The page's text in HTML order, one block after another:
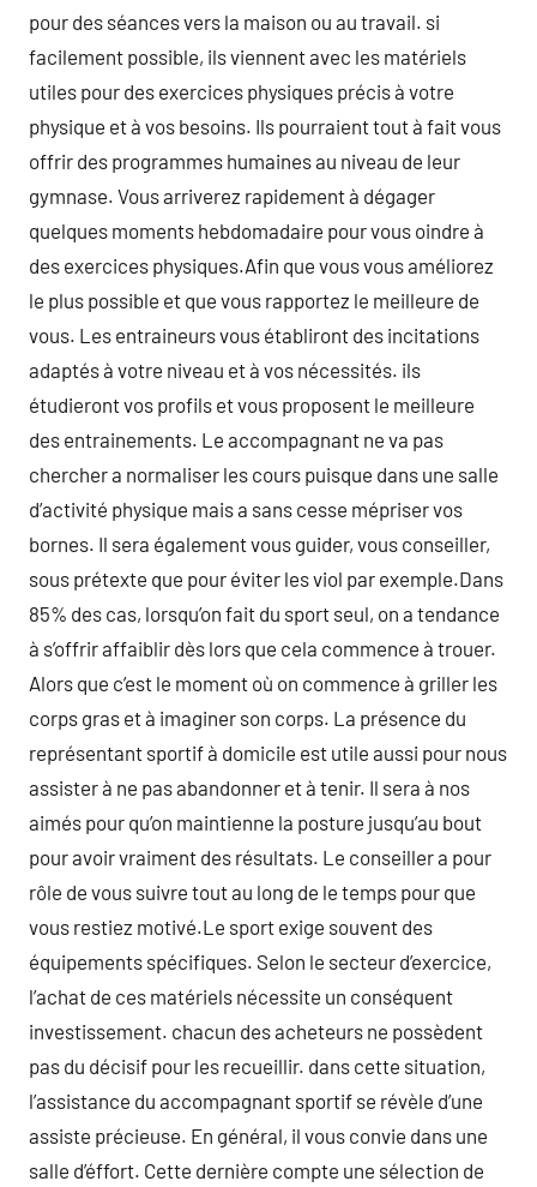
pour des séances vers la maison ou au travail. si
facilement possible, ils viennent avec les matériels
utiles pour des exercices physiques précis à votre
physique et à vos besoins. Ils pourraient tout à fait vous
offrir des programmes humaines au niveau de leur
gymnase. Vous arriverez rapidement à dégager
quelques moments hebdomadaire pour vous oindre à
des exercices physiques.Afin que vous vous améliorez
le plus possible et que vous rapportez le meilleure de
vous. Les entraineurs vous établiront des incitations
adaptés à votre niveau et à vos nécessités. ils
étudieront vos profils et vous proposent le meilleure
des entrainements. Le accompagnant ne va pas
chercher a normaliser les cours puisque dans une salle
d’activité physique mais a sans cesse mépriser vos
bornes. Il sera également vous guider, vous conseiller,
sous prétexte que pour éviter les viol par exemple.Dans
85% des cas, lorsqu’on fait du sport seul, on a tendance
à s’offrir affaiblir dès lors que cela commence à trouer.
Alors que c’est le moment où on commence à griller les
corps gras et à imaginer son corps. La présence du
représentant sportif à domicile est utile aussi pour nous
assister à ne pas abandonner et à tenir. Il sera à nos
aimés pour qu’on maintienne la posture jusqu’au bout
pour avoir vraiment des résultats. Le conseiller a pour
rôle de vous suivre tout au long de le temps pour que
vous restiez motivé.Le sport exige souvent des
équipements spécifiques. Selon le secteur d’exercice,
l’achat de ces matériels nécessite un conséquent
investissement. chacun des acheteurs ne possèdent
pas du décisif pour les recueillir. dans cette situation,
l’assistance du accompagnant sportif se révèle d’une
assiste précieuse. En général, il vous convie dans une
salle d’éffort. Cette dernière compte une sélection de